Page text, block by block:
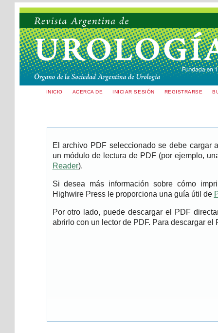
INICIO ACERCA DE INICIAR SESIÓN REGISTRARSE
El archivo PDF seleccionado se debe cargar
un módulo de lectura de PDF (por ejemplo,
Reader).
Si desea más información sobre cómo
Highwire Press le proporciona una guía útil de
Por otro lado, puede descargar el PDF
abrirlo con un lector de PDF. Para descargar el